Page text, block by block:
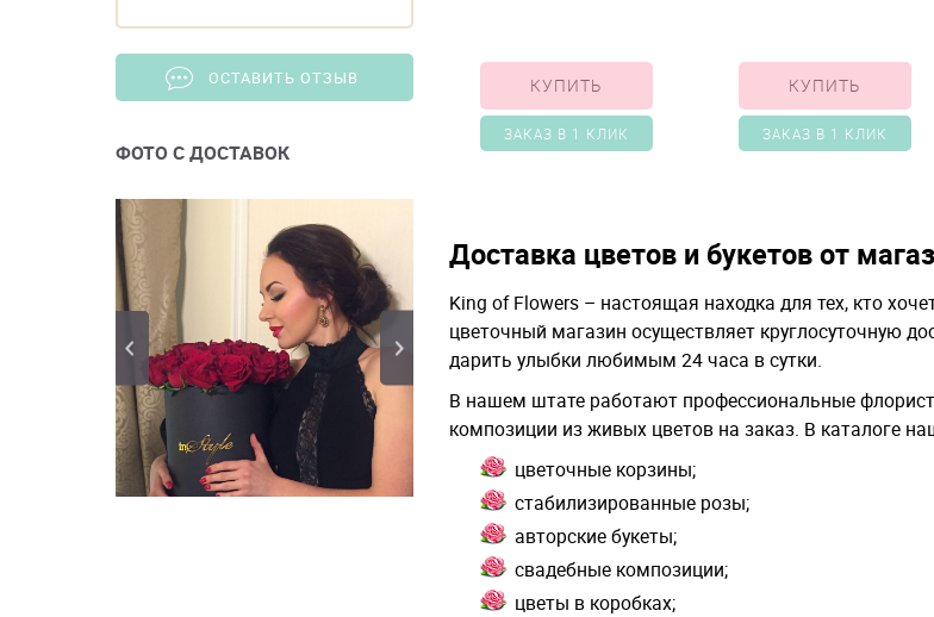
ОСТАВИТЬ ОТЗЫВ
ФОТО С ДОСТАВОК
КУПИТЬ
ЗАКАЗ В 1 КЛИК
КУПИТЬ
ЗАКАЗ В 1 КЛИК
Доставка цветов и букетов от
King of Flowers – настоящая находка для тех, кто
цветочный магазин осуществляет круглосуточную
дарить улыбки любимым 24 часа в сутки.
В нашем штате работают профессиональные
композиции из живых цветов на заказ. В каталоге
цветочные корзины;
стабилизированные розы;
авторские букеты;
свадебные композиции;
цветы в коробках;